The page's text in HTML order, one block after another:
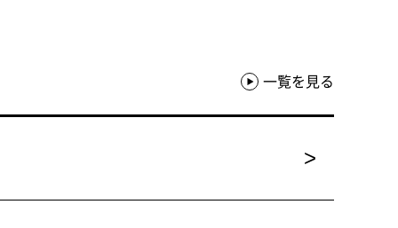
一覧を見る
>